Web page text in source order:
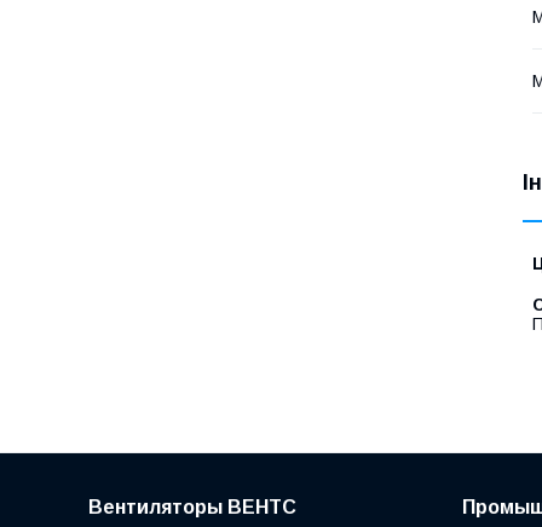
Вентиляторы ВЕНТС